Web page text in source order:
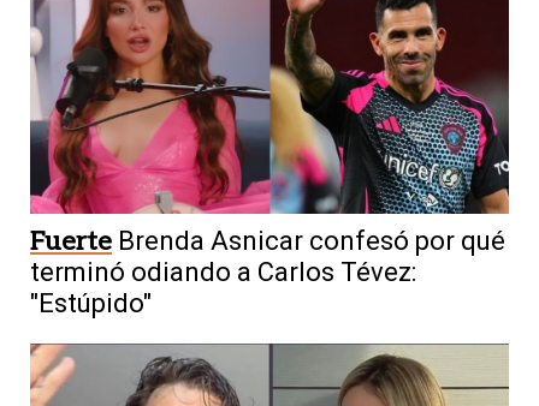
Fuerte Brenda Asnicar confesó por qué
terminó odiando a Carlos Tévez:
"Estúpido"